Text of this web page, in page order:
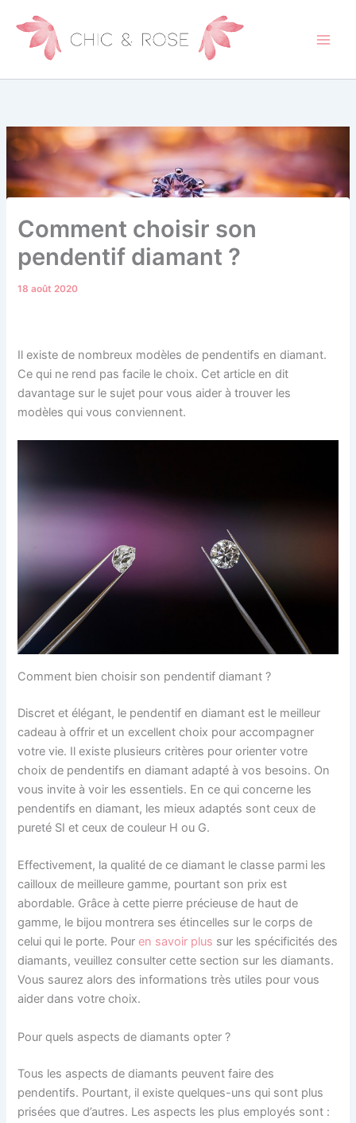
contenu
Comment choisir son
pendentif diamant ?
18 août 2020
Il existe de nombreux modèles de pendentifs en diamant.
Ce qui ne rend pas facile le choix. Cet article en dit
davantage sur le sujet pour vous aider à trouver les
modèles qui vous conviennent.
Comment bien choisir son pendentif diamant ?
Discret et élégant, le pendentif en diamant est le meilleur
cadeau à offrir et un excellent choix pour accompagner
votre vie. Il existe plusieurs critères pour orienter votre
choix de pendentifs en diamant adapté à vos besoins. On
vous invite à voir les essentiels. En ce qui concerne les
pendentifs en diamant, les mieux adaptés sont ceux de
pureté SI et ceux de couleur H ou G.
Effectivement, la qualité de ce diamant le classe parmi les
cailloux de meilleure gamme, pourtant son prix est
abordable. Grâce à cette pierre précieuse de haut de
gamme, le bijou montrera ses étincelles sur le corps de
celui qui le porte. Pour en savoir plus sur les spécificités des
diamants, veuillez consulter cette section sur les diamants.
Vous saurez alors des informations très utiles pour vous
aider dans votre choix.
Pour quels aspects de diamants opter ?
Tous les aspects de diamants peuvent faire des
pendentifs. Pourtant, il existe quelques-uns qui sont plus
prisées que d’autres. Les aspects les plus employés sont :